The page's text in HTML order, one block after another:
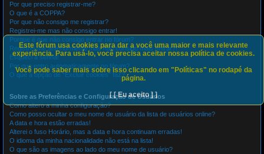
Por que preciso registrar-me?
O que é a COPPA?
Por que não consigo me registrar?
Registrei-me mas não consigo entrar!
Porque é que não consigo entrar no fórum?
Registrei-me anteriormente mas não consigo mais entrar?!
Esqueci a senha!
Por que entro automaticamente no fórum?
O que a opção de “Excluir cookies” faz?
Sobre as Preferências e Configuração de Usuários
Como altero a minha configuração?
Como posso ocultar o meu nome de usuário da lista de usuários online?
A data e hora estão erradas!
Alterei o fuso Horário, mas a data e hora continuam erradas!
O idioma da minha nacionalidade não está na lista!
O que são as imagens ao lado do meu nome de usuário?
Este fórum usa cookies para dar a você uma maior e mais relevante
experiência. Para usá-lo, você precisa aceitar nossa política de cookies.
Você pode saber mais sobre isso clicando em "Políticas" no rodapé da
página.
[ [ Eu aceito ] ]